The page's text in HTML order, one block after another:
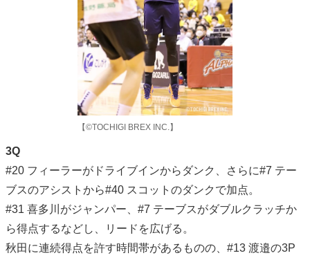
【©TOCHIGI BREX INC.】
3Q
#20 フィーラーがドライブインからダンク、さらに#7 テー
ブスのアシストから#40 スコットのダンクで加点。
#31 喜多川がジャンパー、#7 テーブスがダブルクラッチか
ら得点するなどし、リードを広げる。
秋田に連続得点を許す時間帯があるものの、#13 渡邉の3P